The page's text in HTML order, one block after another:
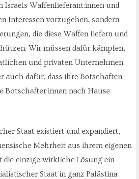
Israels Waffenlieferant:innen und
Interessen vorzugehen, sondern
die diese Waffen liefern und
Wir müssen dafür kämpfen,
und privaten Unternehmen
auch dafür, dass ihre Botschaften
Botschafter:innen nach Hause
Staat existiert und expandiert,
Mehrheit aus ihrem eigenen
die einzige wirkliche Lösung ein
Staat in ganz Palästina.